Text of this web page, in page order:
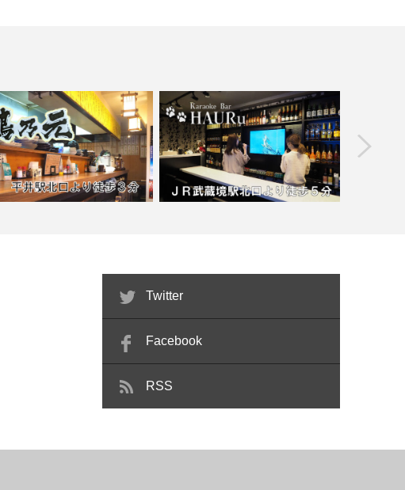
【平井】鶏乃元【喫煙目的店】
【武蔵境】Karaoke Bar HAURu【喫煙
Twitter
Facebook
RSS